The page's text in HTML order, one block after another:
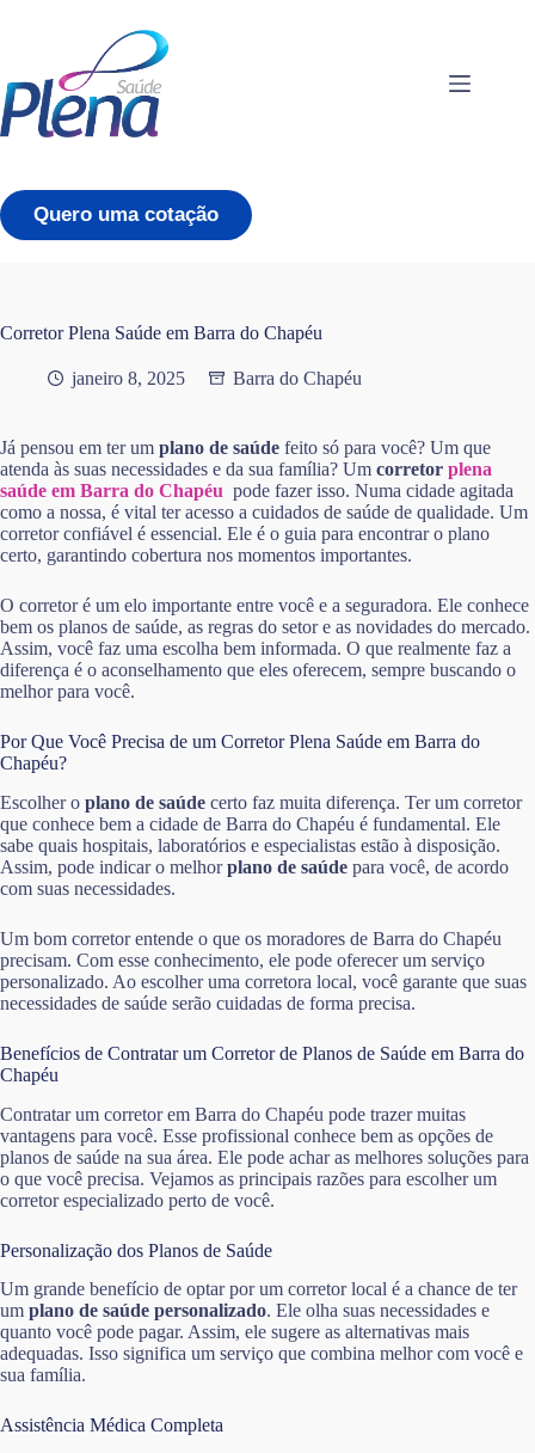
conteúdo
Quero uma cotação
Corretor Plena Saúde em Barra do Chapéu
janeiro 8, 2025 Barra do Chapéu
Já pensou em ter um plano de saúde feito só para você? Um que
atenda às suas necessidades e da sua família? Um corretor plena
saúde em Barra do Chapéu pode fazer isso. Numa cidade agitada
como a nossa, é vital ter acesso a cuidados de saúde de qualidade. Um
corretor confiável é essencial. Ele é o guia para encontrar o plano
certo, garantindo cobertura nos momentos importantes.
O corretor é um elo importante entre você e a seguradora. Ele conhece
bem os planos de saúde, as regras do setor e as novidades do mercado.
Assim, você faz uma escolha bem informada. O que realmente faz a
diferença é o aconselhamento que eles oferecem, sempre buscando o
melhor para você.
Por Que Você Precisa de um Corretor Plena Saúde em Barra do
Chapéu?
Escolher o plano de saúde certo faz muita diferença. Ter um corretor
que conhece bem a cidade de Barra do Chapéu é fundamental. Ele
sabe quais hospitais, laboratórios e especialistas estão à disposição.
Assim, pode indicar o melhorplano de saúde para você, de acordo
com suas necessidades.
Um bom corretor entende o que os moradores de Barra do Chapéu
precisam. Com esse conhecimento, ele pode oferecer um serviço
personalizado. Ao escolher uma corretora local, você garante que suas
necessidades de saúde serão cuidadas de forma precisa.
Benefícios de Contratar um Corretor de Planos de Saúde em Barra do
Chapéu
Contratar um corretor em Barra do Chapéu pode trazer muitas
vantagens para você. Esse profissional conhece bem as opções de
planos de saúde na sua área. Ele pode achar as melhores soluções para
o que você precisa. Vejamos as principais razões para escolher um
corretor especializado perto de você.
Personalização dos Planos de Saúde
Um grande benefício de optar por um corretor local é a chance de ter
um plano de saúde personalizado. Ele olha suas necessidades e
quanto você pode pagar. Assim, ele sugere as alternativas mais
adequadas. Isso significa um serviço que combina melhor com você e
sua família.
Assistência Médica Completa